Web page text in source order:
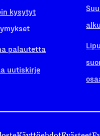
kysytyt
palautetta
uutiskirje